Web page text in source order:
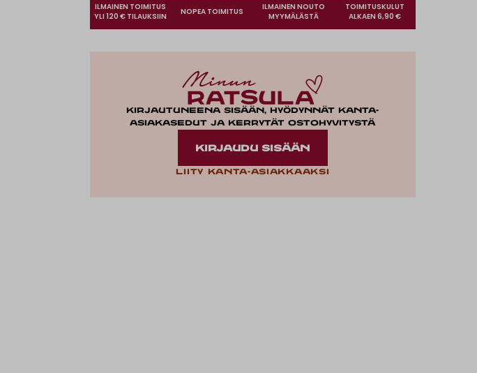
ILMAINEN TOIMITUS
YLI 120 € TILAUKSIIN
NOPEA TOIMITUS
ILMAINEN NOUTO
MYYMÄLÄSTÄ
TOIMITUSKULUT
ALKAEN 6,90 €
Kirjautuneena sisään, hyödynnät kanta-
asiakasedut ja kerrytät ostohyvitystä
KIRJAUDU SISÄÄN
Liity kanta-asiakkaaksi